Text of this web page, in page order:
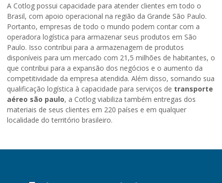
A Cotlog possui capacidade para atender clientes em todo o
Brasil, com apoio operacional na região da Grande São Paulo.
Portanto, empresas de todo o mundo podem contar com a
operadora logística para armazenar seus produtos em São
Paulo. Isso contribui para a armazenagem de produtos
disponíveis para um mercado com 21,5 milhões de habitantes, o
que contribui para a expansão dos negócios e o aumento da
competitividade da empresa atendida. Além disso, somando sua
qualificação logística à capacidade para serviços de transporte
aéreo são paulo, a Cotlog viabiliza também entregas dos
materiais de seus clientes em 220 países e em qualquer
localidade do território brasileiro.